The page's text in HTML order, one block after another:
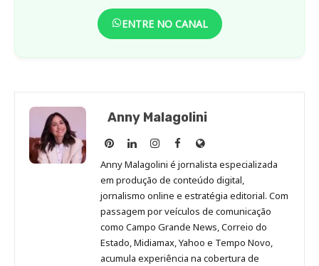
ENTRE NO CANAL
Anny Malagolini
Anny
Malagolini
no
Pinterest
Anny
Malagolini
no
LinkedIn
Anny
Malagolini
no
Instagram
Anny
Malagolini
no
Facebook
Site
de
Anny
Malagolini
Anny Malagolini é jornalista especializada
em produção de conteúdo digital,
jornalismo online e estratégia editorial. Com
passagem por veículos de comunicação
como Campo Grande News, Correio do
Estado, Midiamax, Yahoo e Tempo Novo,
acumula experiência na cobertura de